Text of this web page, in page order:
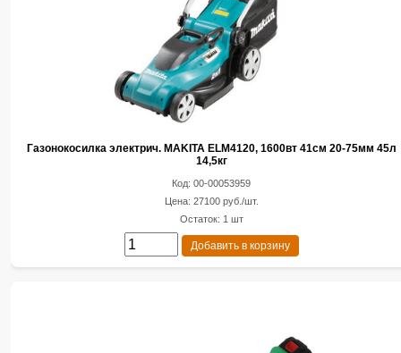
Газонокосилка электрич. MAKITA ELM4120, 1600вт 41см 20-75мм 45л
14,5кг
Код: 00-00053959
Цена: 27100 руб./шт.
Остаток: 1 шт
Добавить в корзину